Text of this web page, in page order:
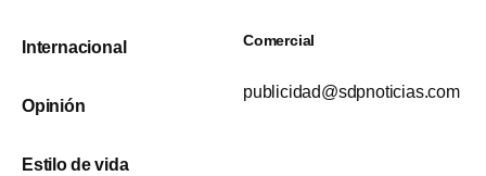
Internacional
Opinión
Estilo de vida
Comercial
publicidad@sdpnoticias.com